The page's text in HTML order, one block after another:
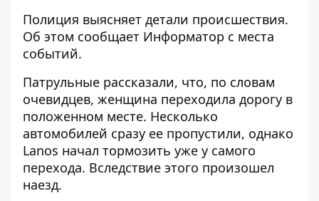
Полиция выясняет детали происшествия.
Об этом сообщает Информатор с места
событий.
Патрульные рассказали, что, по словам
очевидцев, женщина переходила дорогу в
положенном месте. Несколько
автомобилей сразу ее пропустили, однако
Lanos начал тормозить уже у самого
перехода. Вследствие этого произошел
наезд.